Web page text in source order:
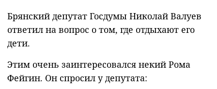
Брянский депутат Госдумы Николай Валуев
ответил на вопрос о том, где отдыхают его
дети.
Этим очень заинтересовался некий Рома
Фейгин. Он спросил у депутата: